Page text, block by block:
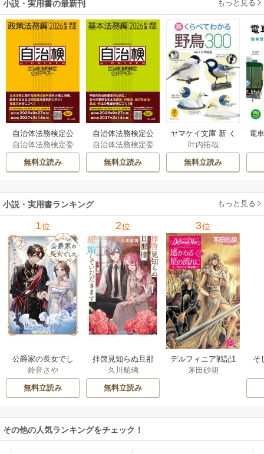
小説・実用書の最新刊 もっと見る
自治体法務検定公
式テキスト 政策
法務編 ２０２６
年度検定対応 1巻
自治体法務検定委
員会
無料立読み
自治体法務検定公
式テキスト 基本
法務編 ２０２６
年度検定対応 1巻
自治体法務検定委
員会
無料立読み
ヤマケイ文庫 新 く
らべてわかる野鳥3
00 1巻
叶内拓哉
無料立読み
電
小説・実用書ランキング もっと見る
1位
公爵家の長女でし
た
鈴音さや
無料立読み
2位
拝啓見知らぬ旦那
様、離婚していた
だきます
久川航璃
無料立読み
3位
デルフィニア戦記1
茅田砂胡
そ
その他の人気ランキングをチェック！